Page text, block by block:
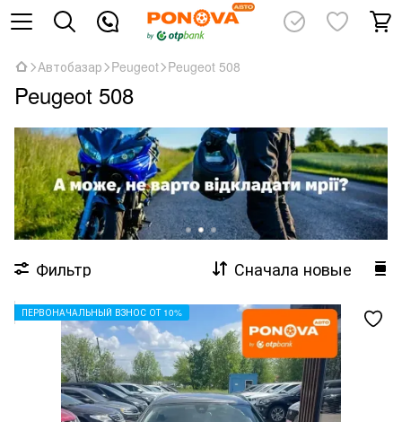
Автобазар Peugeot Peugeot 508
Peugeot 508
Фильтр Сначала новые
ПЕРВОНАЧАЛЬНЫЙ ВЗНОС ОТ 10%